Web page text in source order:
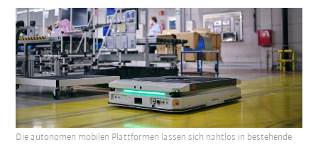
Die autonomen mobilen Plattformen lassen sich nahtlos in bestehende